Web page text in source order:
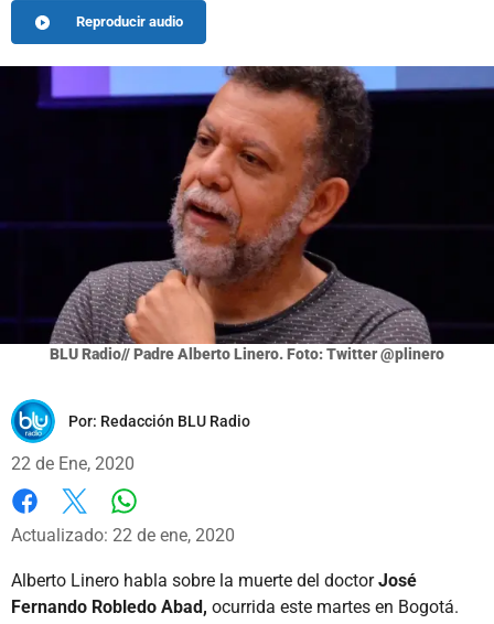
Reproducir audio
BLU Radio// Padre Alberto Linero. Foto: Twitter @plinero
Por: Redacción BLU Radio
22 de Ene, 2020
Facebook
X
Actualizado: 22 de ene, 2020
Alberto Linero habla sobre la muerte del doctorJosé
Fernando Robledo Abad, ocurrida este martes en Bogotá.